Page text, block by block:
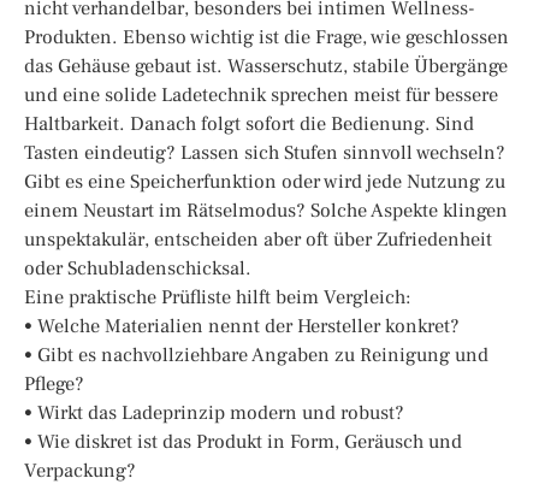
nicht verhandelbar, besonders bei intimen Wellness-
Produkten. Ebenso wichtig ist die Frage, wie geschlossen
das Gehäuse gebaut ist. Wasserschutz, stabile Übergänge
und eine solide Ladetechnik sprechen meist für bessere
Haltbarkeit. Danach folgt sofort die Bedienung. Sind
Tasten eindeutig? Lassen sich Stufen sinnvoll wechseln?
Gibt es eine Speicherfunktion oder wird jede Nutzung zu
einem Neustart im Rätselmodus? Solche Aspekte klingen
unspektakulär, entscheiden aber oft über Zufriedenheit
oder Schubladenschicksal.
Eine praktische Prüfliste hilft beim Vergleich:
• Welche Materialien nennt der Hersteller konkret?
• Gibt es nachvollziehbare Angaben zu Reinigung und
Pflege?
• Wirkt das Ladeprinzip modern und robust?
• Wie diskret ist das Produkt in Form, Geräusch und
Verpackung?